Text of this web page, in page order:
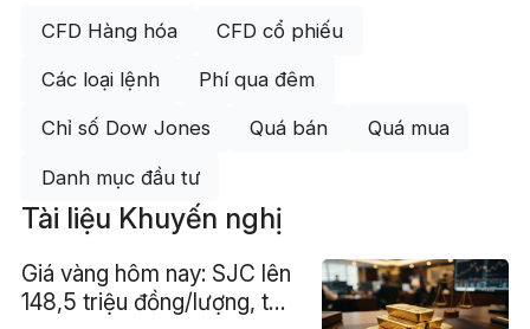
CFD Hàng hóa CFD cổ phiếu
Các loại lệnh Phí qua đêm
Chỉ số Dow Jones Quá bán Quá mua
Danh mục đầu tư
Tài liệu Khuyến nghị
Giá vàng hôm nay: SJC lên
148,5 triệu đồng/lượng, thế